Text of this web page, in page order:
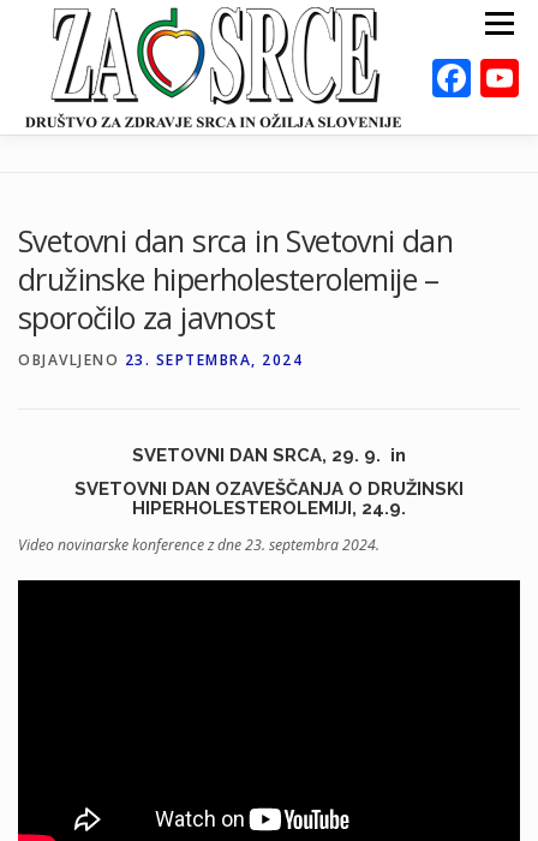
Preskoči
Meni
DEJAVNOSTI ODKLOP-I VAROVALNA ŽIVILA
DOGODKI
Svetovni dan srca in Svetovni dan
družinske hiperholesterolemije –
sporočilo za javnost
OBJAVLJENO 23. SEPTEMBRA, 2024
SVETOVNI DAN SRCA, 29. 9. in
SVETOVNI DAN OZAVEŠČANJA O DRUŽINSKI
HIPERHOLESTEROLEMIJI, 24.9.
Video novinarske konference z dne 23. septembra 2024.